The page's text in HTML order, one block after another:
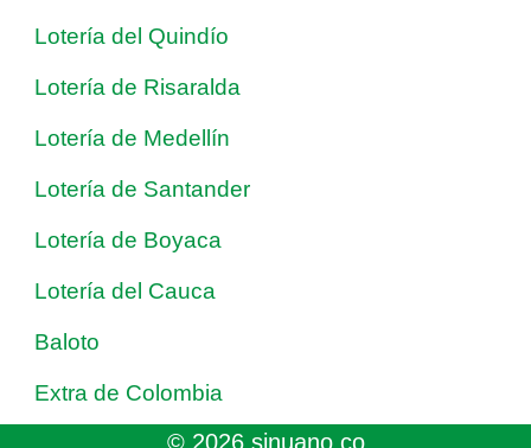
Lotería del Quindío
Lotería de Risaralda
Lotería de Medellín
Lotería de Santander
Lotería de Boyaca
Lotería del Cauca
Baloto
Extra de Colombia
© 2026 sinuano.co